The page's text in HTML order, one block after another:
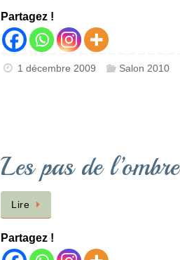
Partagez !
1 décembre 2009 Salon 2010
Les pas de l’ombre
Lire
Partagez !